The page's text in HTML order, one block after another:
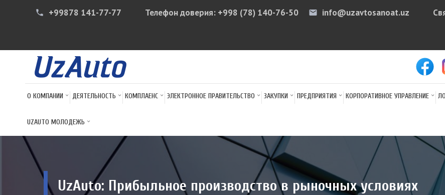
phone +99878 141-77-77 Телефон доверия: +998 (78) 140-76-50 email info@uzavtosanoat.uz
О КОМПАНИИ ДЕЯТЕЛЬНОСТЬ КОМПЛАЕНС ЭЛЕКТРОННОЕ ПРАВИТЕЛЬСТВО ЗАКУПКИ ПРЕДПРИЯТИЯ КОРПОРАТИВНОЕ УПРАВЛЕНИЕ
UZAUTO МОЛОДЕЖЬ
UzAuto: Прибыльное производство в рыночных условиях